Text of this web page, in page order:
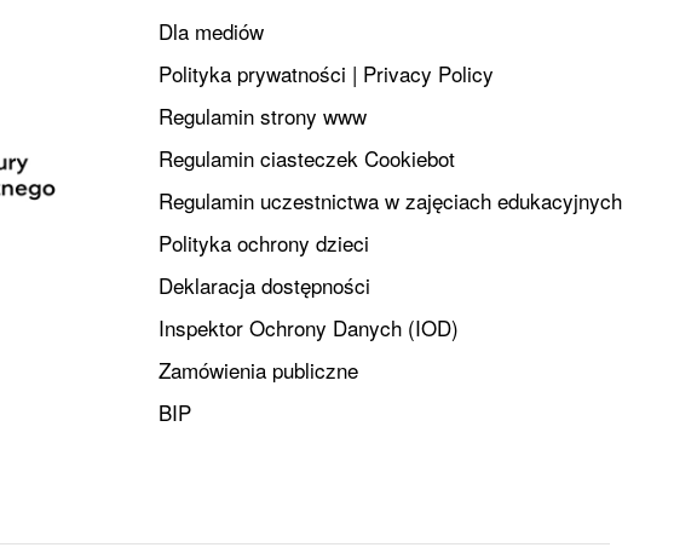
Dla mediów
Polityka prywatności | Privacy Policy
Regulamin strony www
Regulamin ciasteczek Cookiebot
Regulamin uczestnictwa w zajęciach edukacyjnych
Polityka ochrony dzieci
Deklaracja dostępności
Inspektor Ochrony Danych (IOD)
Zamówienia publiczne
BIP